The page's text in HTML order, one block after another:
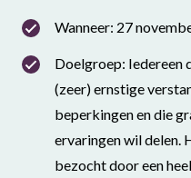
Wanneer: 27
Doelgroep: Iedereen
(zeer) ernstige
beperkingen en die
ervaringen wil delen.
bezocht door een